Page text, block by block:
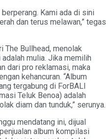
Kami ada di sini
dan terus melawan,” tegas
The Bullhead, menolak
mulia. Jika memilih
dari pro reklamasi, maka
kehancuran. “Album
tergabung di ForBALI
Teluk Benoa) adalah
diam dan tunduk,” serunya.
mendatang ini, dijual
album kompilasi